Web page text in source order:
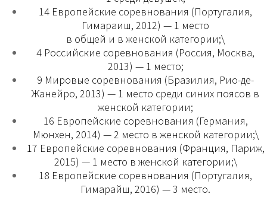
14 Европейские соревнования (Португалия,
Гимараиш, 2012) — 1 место
в общей и в женской категории;\
4 Российские соревнования (Россия, Москва,
2013) — 1 место;
9 Мировые соревнования (Бразилия, Рио-де-
Жанейро, 2013) — 1 место среди синих поясов в
женской категории;
16 Европейские соревнования (Германия,
Мюнхен, 2014) — 2 место в женской категории;\
17 Европейские соревнования (Франция, Париж,
2015) — 1 место в женской категории;\
18 Европейские соревнования (Португалия,
Гимарайш, 2016) — 3 место.